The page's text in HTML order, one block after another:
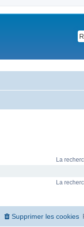
La
La
Supprimer les cookies